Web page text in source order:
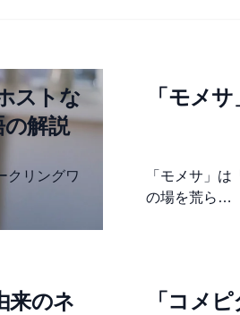
ストな
の解説
クリングワ
「モメ
「モメサ」
の場を荒ら…
来のネ
「コメ